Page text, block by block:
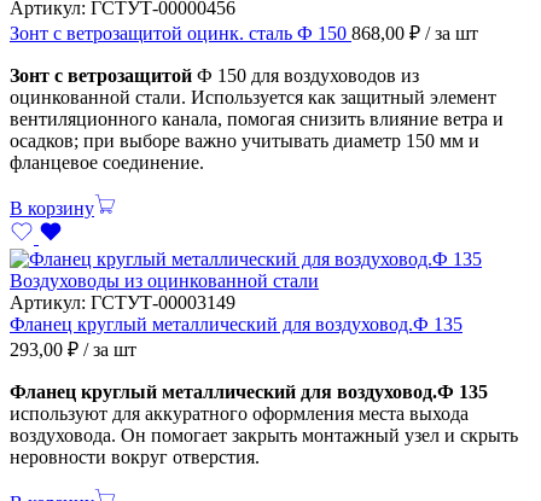
Артикул: ГСТУТ-00000456
Зонт с ветрозащитой оцинк. сталь Ф 150 868,00 ₽ / за шт
Зонт с ветрозащитой Ф 150 для воздуховодов из
оцинкованной стали. Используется как защитный элемент
вентиляционного канала, помогая снизить влияние ветра и
осадков; при выборе важно учитывать диаметр 150 мм и
фланцевое соединение.
В корзину
Воздуховоды из оцинкованной стали
Артикул: ГСТУТ-00003149
Фланец круглый металлический для воздуховод.Ф 135
293,00 ₽ / за шт
Фланец круглый металлический для воздуховод.Ф 135
используют для аккуратного оформления места выхода
воздуховода. Он помогает закрыть монтажный узел и скрыть
неровности вокруг отверстия.